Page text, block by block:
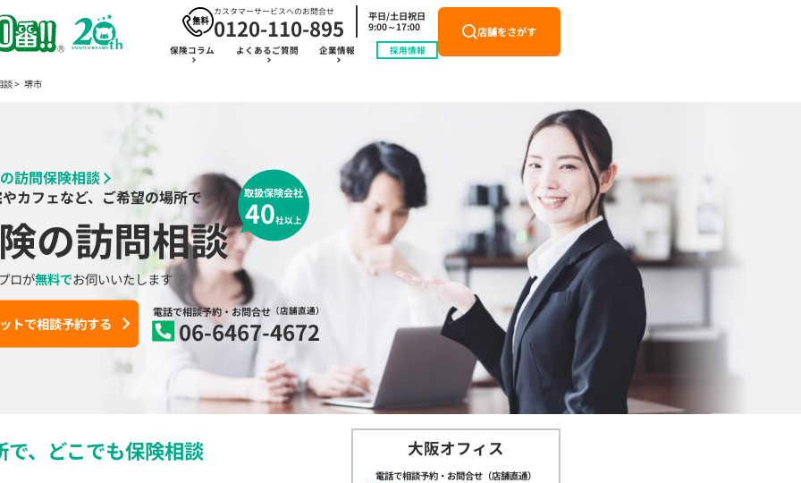
カスタマーサービスへのお問合せ
0120-110-895
平日/土日祝日
9:00～17:00
保険コラム よくあるご質問 企業情報 採用情報
店舗をさがす
談 堺市
訪問保険相談
カフェなど、ご希望の場所で
の訪問相談
ロが無料でお伺いいたします
取扱保険会社
40社以上
電話で相談予約・お問合せ（店舗直通）
06-6467-4672
トで相談予約する
、 どこでも保険相談 大阪オフィス
電話で相談予約・お問合せ（店舗直通）